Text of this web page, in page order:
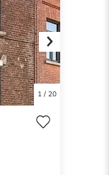
Next
1/ 20